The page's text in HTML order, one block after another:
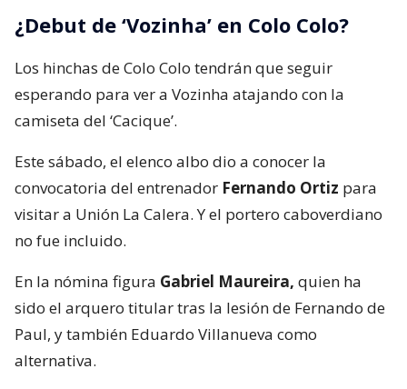
¿Debut de ‘Vozinha’ en Colo Colo?
Los hinchas de Colo Colo tendrán que seguir
esperando para ver a Vozinha atajando con la
camiseta del ‘Cacique’.
Este sábado, el elenco albo dio a conocer la
convocatoria del entrenador Fernando Ortiz para
visitar a Unión La Calera. Y el portero caboverdiano
no fue incluido.
En la nómina figura Gabriel Maureira, quien ha
sido el arquero titular tras la lesión de Fernando de
Paul, y también Eduardo Villanueva como
alternativa.